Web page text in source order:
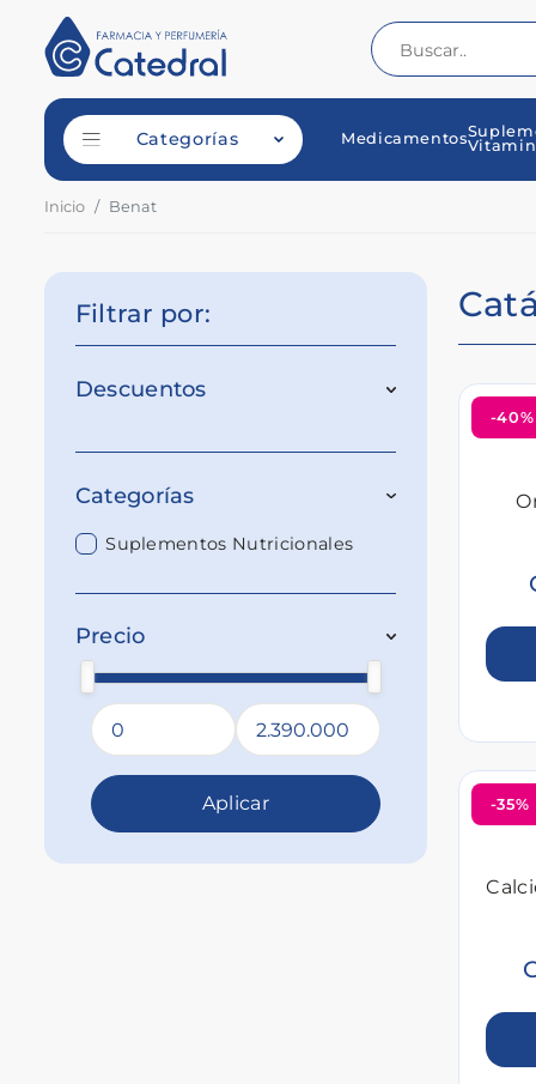
Categorías Medicamentos
Inicio Benat
Filtrar por:
Descuentos
Categorías
Suplementos Nutricionales
Precio
Aplicar
-40%
-35%